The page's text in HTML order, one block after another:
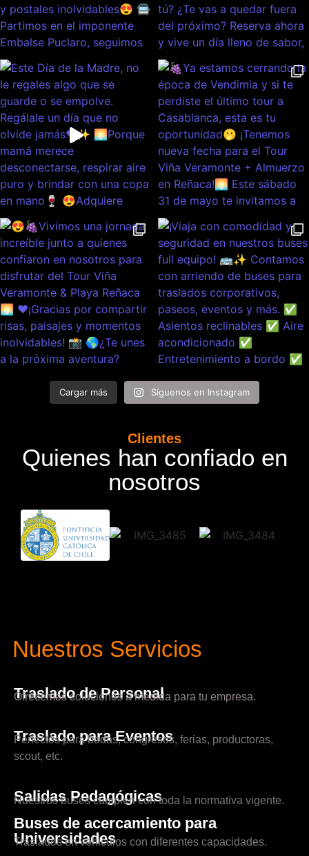
Cargar más Síguenos en Instagram
Clientes
Quienes han confiado en
nosotros
Nuestros Servicios
Traslado de Personal
Ofrecemos soluciones a medida para tu empresa.
Traslado para Eventos
Perfectos para bodas, congresos, ferias, productoras,
scout, etc.
Salidas Pedagógicas
Nuestros buses cumplen con toda la normativa vigente.
Buses de acercamiento para
Universidades
Traslados en vehículos con diferentes capacidades.